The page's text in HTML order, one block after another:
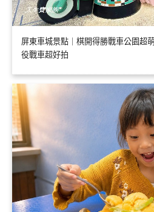
屏東車城景點｜棋開得勝戰車公園超
役戰車超好拍